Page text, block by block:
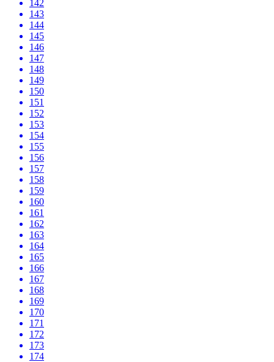
142
143
144
145
146
147
148
149
150
151
152
153
154
155
156
157
158
159
160
161
162
163
164
165
166
167
168
169
170
171
172
173
174